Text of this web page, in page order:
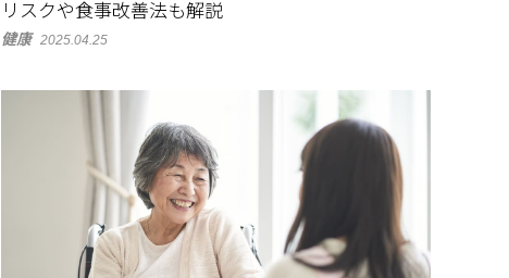
リスクや食事改善法も解説
健康 2025.04.25